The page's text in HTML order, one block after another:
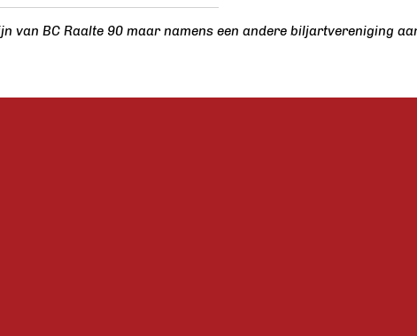
van BC Raalte 90 maar namens een andere biljartvereniging